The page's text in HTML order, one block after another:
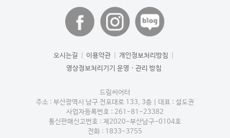
오시는길 이용약관 개인정보처리방침
영상정보처리기기 운영 · 관리 방침
드림씨어터
주소 : 부산광역시 남구 전포대로 133, 3층
대표 : 설도권
사업자등록번호 : 261-81-23382
통신판매신고번호 : 제2020-부산남구-0104호
전화 : 1833-3755